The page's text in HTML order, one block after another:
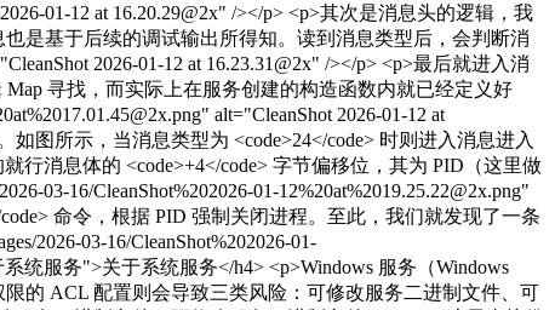
01-12 at 16.20.29@2x" /></p> <p>其次是消息头的逻辑，我
是基于后续的调试输出所得知。读到消息类型后，会判断消
2026-01-12 at 16.23.31@2x" /></p> <p>最后就进入消
寻找，而实际上在服务创建的构造函数内就已经定义好
alt="CleanShot 2026-01-12 at
图所示，当消息类型为 <code>24</code> 时则进入消息进入
行消息体的 <code>+4</code> 字节偏移位，其为 PID（这里做
03-16/CleanShot%202026-01-12%20at%2019.25.22@2x.png"
命令，根据 PID 强制关闭进程。至此，我们就发现了一条
2026-03-16/CleanShot%202026-01-
系统服务">关于系统服务</h4> <p>Windows 服务（Windows
的 ACL 配置则会导致三类风险：可修改服务二进制文件、可